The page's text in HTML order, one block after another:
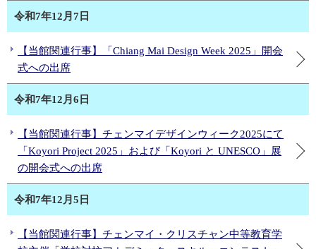
令和7年12月7日
【当館関連行事】「Chiang Mai Design Week 2025」開会
式への出席
令和7年12月6日
【当館関連行事】チェンマイデザインウィーク2025にて
「Koyori Project 2025」および「Koyori と UNESCO」展
の開会式への出席
令和7年12月5日
【当館関連行事】チェンマイ・クリスチャン中等教育学